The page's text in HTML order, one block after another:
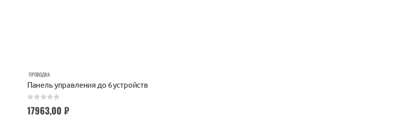
ПРОВОДКА
Панель управления до 6 устройств
17963,00 ₽